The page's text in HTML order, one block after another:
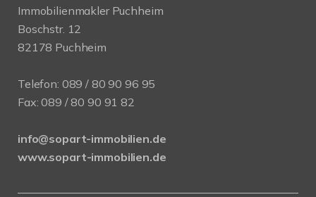
Immobilienmakler Puchheim
Boschstr. 12
82178 Puchheim
Telefon: 089 / 80 90 96 95
Fax: 089 / 80 90 91 82
info@sopart-immobilien.de
www.sopart-immobilien.de